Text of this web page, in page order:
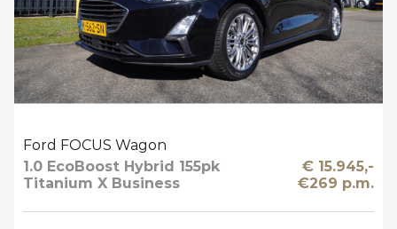
Ford FOCUS Wagon
1.0 EcoBoost Hybrid 155pk
Titanium X Business
€ 15.945,-
€269 p.m.